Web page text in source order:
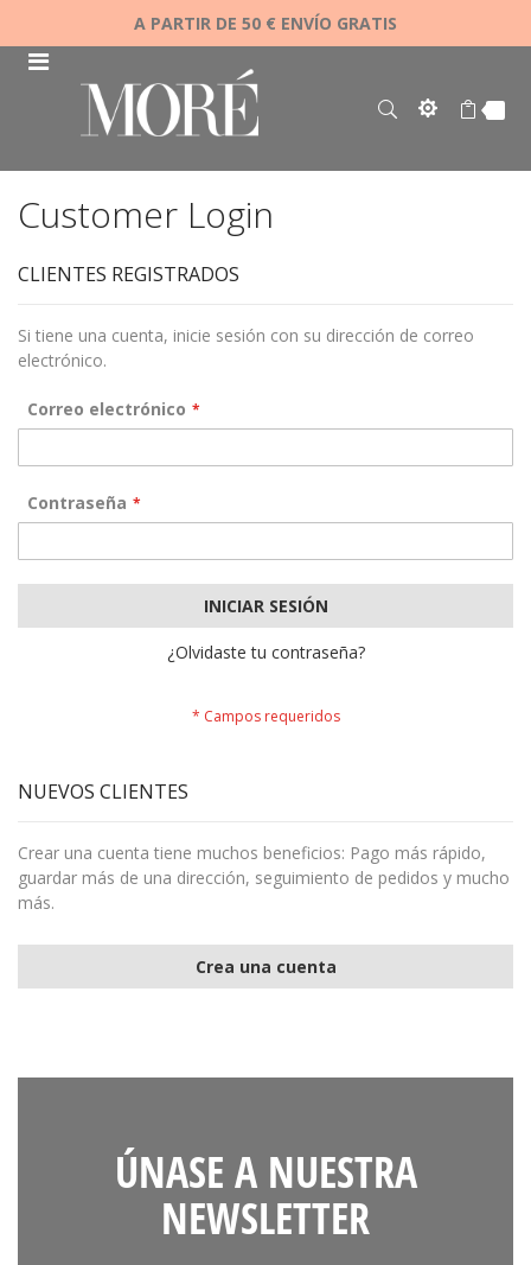
A PARTIR DE 50 € ENVÍO GRATIS
Customer Login
CLIENTES REGISTRADOS
Si tiene una cuenta, inicie sesión con su dirección de correo
electrónico.
Correo electrónico
Contraseña
INICIAR SESIÓN
¿Olvidaste tu contraseña?
NUEVOS CLIENTES
Crear una cuenta tiene muchos beneficios: Pago más rápido,
guardar más de una dirección, seguimiento de pedidos y mucho
más.
Crea una cuenta
ÚNASE A NUESTRA
NEWSLETTER